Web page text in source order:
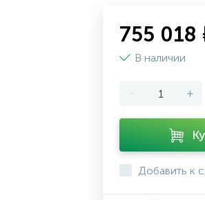
755 018
В наличии
- +
Добавить к